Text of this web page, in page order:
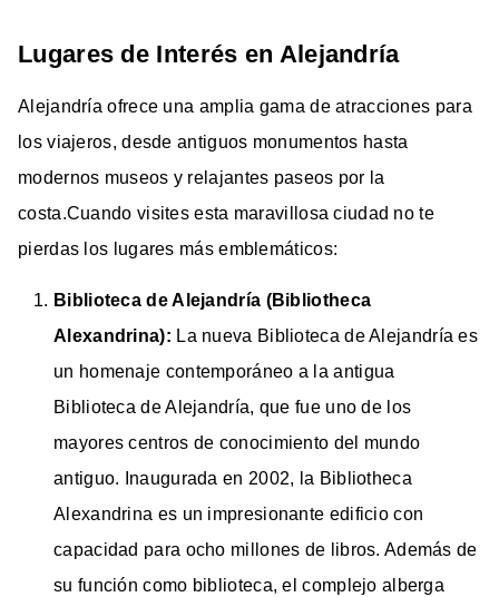
Lugares de Interés en Alejandría
Alejandría ofrece una amplia gama de atracciones para
los viajeros, desde antiguos monumentos hasta
modernos museos y relajantes paseos por la
costa.Cuando visites esta maravillosa ciudad no te
pierdas los lugares más emblemáticos:
Biblioteca de Alejandría (Bibliotheca
Alexandrina): La nueva Biblioteca de Alejandría es
un homenaje contemporáneo a la antigua
Biblioteca de Alejandría, que fue uno de los
mayores centros de conocimiento del mundo
antiguo. Inaugurada en 2002, la Bibliotheca
Alexandrina es un impresionante edificio con
capacidad para ocho millones de libros. Además de
su función como biblioteca, el complejo alberga